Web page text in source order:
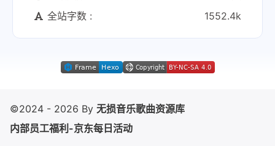
全站字数 :
1552.4k
©2024 - 2026 By 无损音乐歌曲资源库
内部员工福利-京东每日活动